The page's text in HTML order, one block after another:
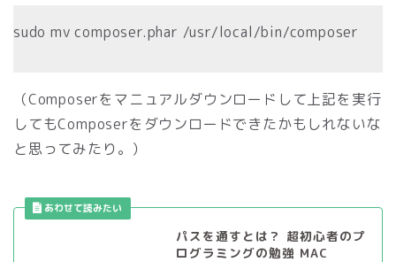
sudo mv composer.phar /usr/local/bin/composer
（Composerをマニュアルダウンロードして上記を実行
してもComposerをダウンロードできたかもしれないな
と思ってみたり。）
パスを通すとは？ 超初心者のプ
ログラミングの勉強 MAC